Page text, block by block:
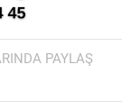
PAYLAŞ